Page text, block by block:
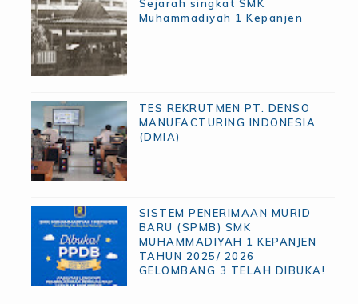
Sejarah singkat SMK
Muhammadiyah 1 Kepanjen
TES REKRUTMEN PT. DENSO
MANUFACTURING INDONESIA
(DMIA)
SISTEM PENERIMAAN MURID
BARU (SPMB) SMK
MUHAMMADIYAH 1 KEPANJEN
TAHUN 2025/ 2026
GELOMBANG 3 TELAH DIBUKA!